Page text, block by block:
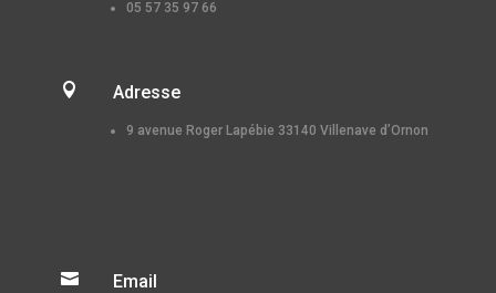
05 57 35 97 66
 Adresse
9 avenue Roger Lapébie 33140 Villenave d’Ornon
 Email